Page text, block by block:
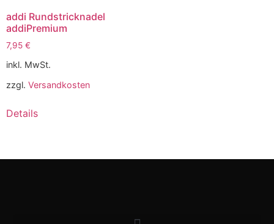
addi Rundstricknadel
addiPremium
7,95 €
inkl. MwSt.
zzgl. Versandkosten
Details